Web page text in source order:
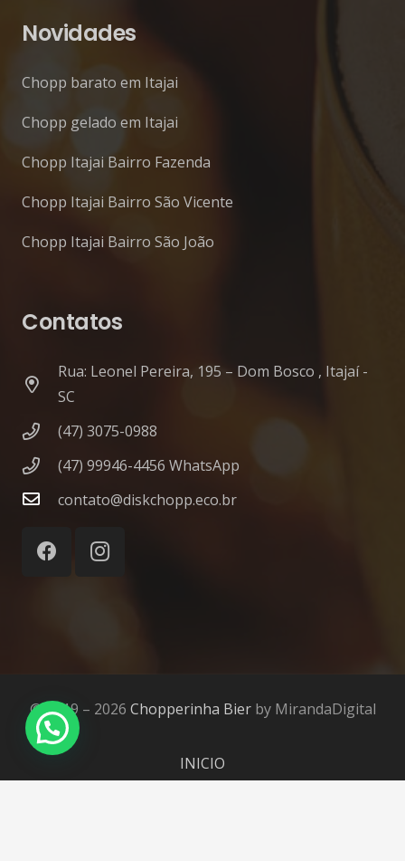
Novidades
Chopp barato em Itajai
Chopp gelado em Itajai
Chopp Itajai Bairro Fazenda
Chopp Itajai Bairro São Vicente
Chopp Itajai Bairro São João
Contatos
Rua: Leonel Pereira, 195 – Dom Bosco , Itajaí -
SC
(47) 3075-0988
(47) 99946-4456 WhatsApp
contato@diskchopp.eco.br
© 2019 – 2026 Chopperinha Bierby MirandaDigital
INICIO